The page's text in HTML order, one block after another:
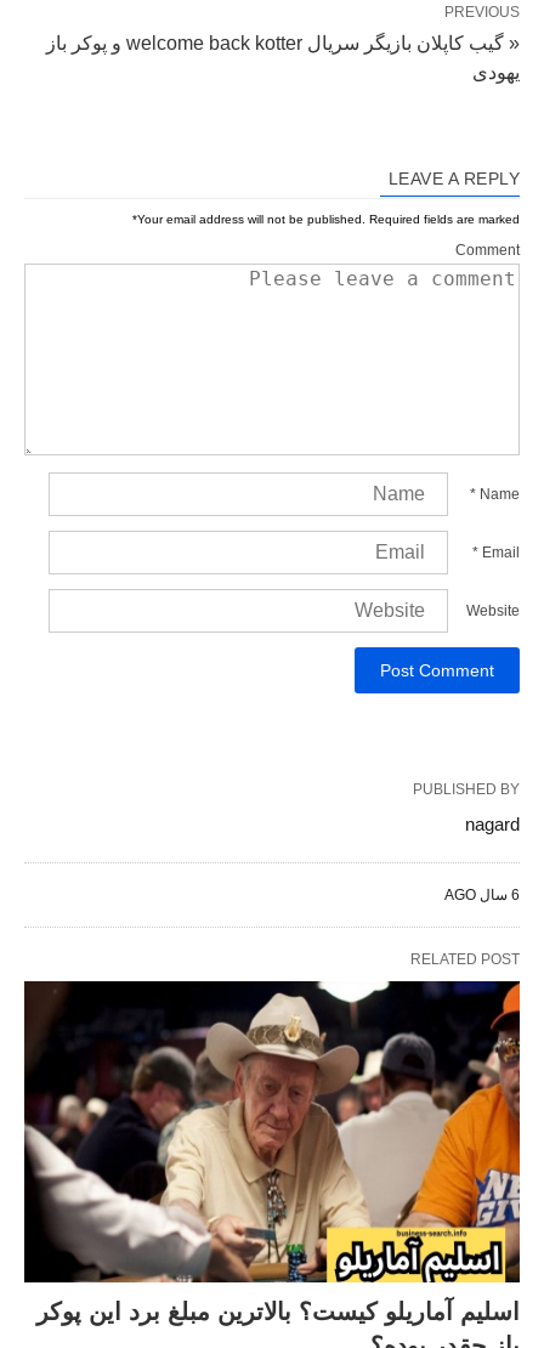
PREVIOUS
« گیب کاپلان بازیگر سریال welcome back kotter و پوکر باز
یهودی
LEAVE A REPLY
Your email address will not be published. Required fields are marked
*
Comment
Name
*
Email
*
Website
PUBLISHED BY
nagard
6 سال AGO
RELATED POST
اسلیم آماریلو کیست؟ بالاترین مبلغ برد این پوکر